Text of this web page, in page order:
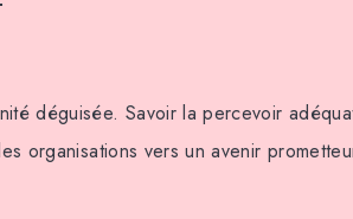
déguisée. Savoir la percevoir
organisations vers un avenir